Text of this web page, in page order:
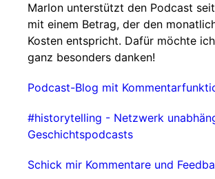
Marlon unterstützt den Podcast
mit einem Betrag, der den
Kosten entspricht. Dafür möchte
ganz besonders danken!
Podcast-Blog mit
#historytelling - Netzwerk
Geschichtspodcasts
Schick mir Kommentare und